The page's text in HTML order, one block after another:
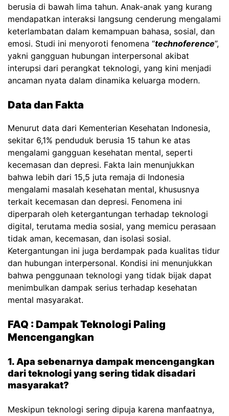
berusia di bawah lima tahun. Anak-anak yang kurang
mendapatkan interaksi langsung cenderung mengalami
keterlambatan dalam kemampuan bahasa, sosial, dan
emosi. Studi ini menyoroti fenomena “technoference”,
yakni gangguan hubungan interpersonal akibat
interupsi dari perangkat teknologi, yang kini menjadi
ancaman nyata dalam dinamika keluarga modern.
Data dan Fakta
Menurut data dari Kementerian Kesehatan Indonesia,
sekitar 6,1% penduduk berusia 15 tahun ke atas
mengalami gangguan kesehatan mental, seperti
kecemasan dan depresi. Fakta lain menunjukkan
bahwa lebih dari 15,5 juta remaja di Indonesia
mengalami masalah kesehatan mental, khususnya
terkait kecemasan dan depresi. Fenomena ini
diperparah oleh ketergantungan terhadap teknologi
digital, terutama media sosial, yang memicu perasaan
tidak aman, kecemasan, dan isolasi sosial.
Ketergantungan ini juga berdampak pada kualitas tidur
dan hubungan interpersonal. Kondisi ini menunjukkan
bahwa penggunaan teknologi yang tidak bijak dapat
menimbulkan dampak serius terhadap kesehatan
mental masyarakat.
FAQ : Dampak Teknologi Paling
Mencengangkan
1. Apa sebenarnya dampak mencengangkan
dari teknologi yang sering tidak disadari
masyarakat?
Meskipun teknologi sering dipuja karena manfaatnya,